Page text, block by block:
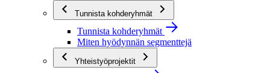
Tunnista kohderyhmät
Tunnista kohderyhmät
Miten hyödynnän segmenttejä
Yhteistyöprojektit